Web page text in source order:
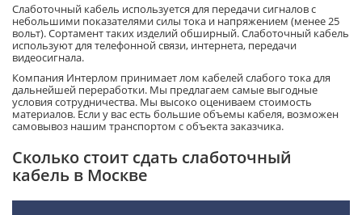
Слаботочный кабель используется для передачи сигналов с
небольшими показателями силы тока и напряжением (менее 25
вольт). Сортамент таких изделий обширный. Слаботочный кабель
используют для телефонной связи, интернета, передачи
видеосигнала.
Компания Интерлом принимает лом кабелей слабого тока для
дальнейшей переработки. Мы предлагаем самые выгодные
условия сотрудничества. Мы высоко оцениваем стоимость
материалов. Если у вас есть большие объемы кабеля, возможен
самовывоз нашим транспортом с объекта заказчика.
Сколько стоит сдать слаботочный
кабель в Москве